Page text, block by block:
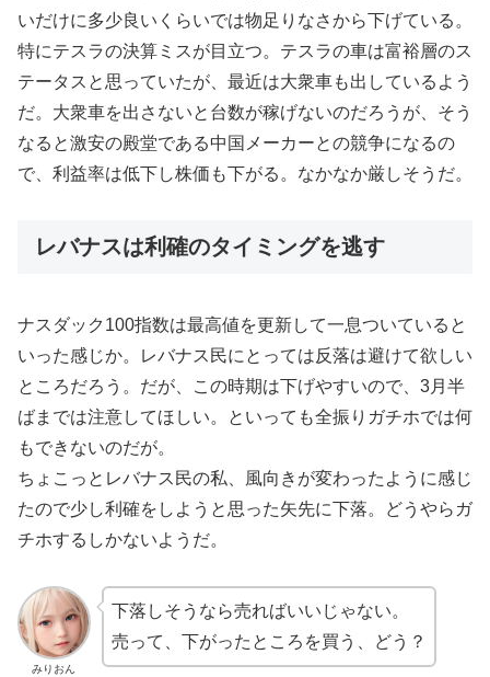
いだけに多少良いくらいでは物足りなさから下げている。
特にテスラの決算ミスが目立つ。テスラの車は富裕層のス
テータスと思っていたが、最近は大衆車も出しているよう
だ。大衆車を出さないと台数が稼げないのだろうが、そう
なると激安の殿堂である中国メーカーとの競争になるの
で、利益率は低下し株価も下がる。なかなか厳しそうだ。
レバナスは利確のタイミングを逃す
ナスダック100指数は最高値を更新して一息ついていると
いった感じか。レバナス民にとっては反落は避けて欲しい
ところだろう。だが、この時期は下げやすいので、3月半
ばまでは注意してほしい。といっても全振りガチホでは何
もできないのだが。
ちょこっとレバナス民の私、風向きが変わったように感じ
たので少し利確をしようと思った矢先に下落。どうやらガ
チホするしかないようだ。
みりおん
下落しそうなら売ればいいじゃない。
売って、下がったところを買う、どう？